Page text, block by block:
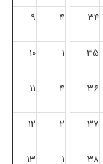
۳۴ ۴ ۹
۳۵ ۱ ۱۰
۳۶ ۴ ۱۱
۳۷ ۲ ۱۲
۳۸ ۱ ۱۳